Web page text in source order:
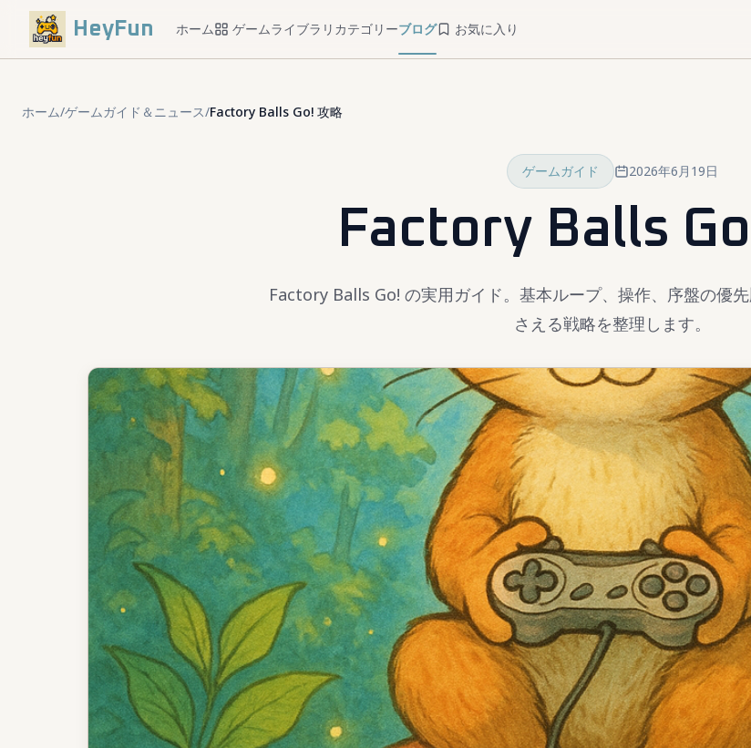
HeyFun ホーム ゲームライブラリ カテゴリーブログ お気に入り
ホーム/ゲームガイド＆ニュース/Factory Balls Go! 攻略
ゲームガイド 2026年6月19日
Factory Balls
Factory Balls Go! の実用ガイド。基本ループ、操作、序盤の優
さえる戦略を整理します。